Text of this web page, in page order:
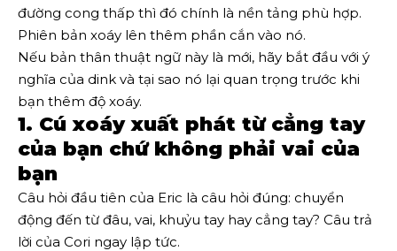
đường cong thấp thì đó chính là nền tảng phù hợp.
Phiên bản xoáy lên thêm phần cắn vào nó.
Nếu bản thân thuật ngữ này là mới, hãy bắt đầu với ý
nghĩa của dink và tại sao nó lại quan trọng trước khi
bạn thêm độ xoáy.
1. Cú xoáy xuất phát từ cẳng tay
của bạn chứ không phải vai của
bạn
Câu hỏi đầu tiên của Eric là câu hỏi đúng: chuyển
động đến từ đâu, vai, khuỷu tay hay cẳng tay? Câu trả
lời của Cori ngay lập tức.